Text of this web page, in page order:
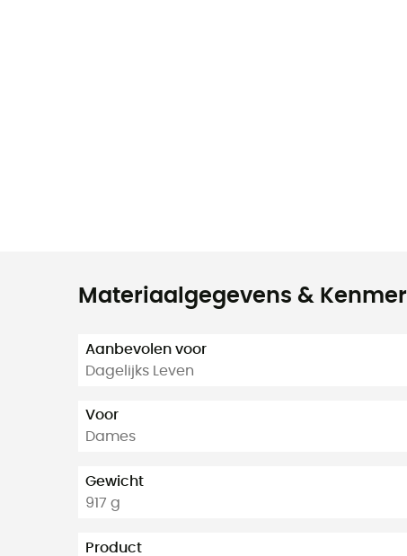
Materiaalgegevens &
Aanbevolen voor
Dagelijks Leven
Voor
Dames
Gewicht
917 g
Product